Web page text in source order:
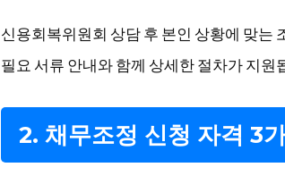
신용회복위원회 상담 후 본인 상황에 맞는
필요 서류 안내와 함께 상세한 절차가 지원
2. 채무조정 신청 자격 3